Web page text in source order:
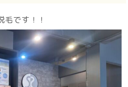
です！！